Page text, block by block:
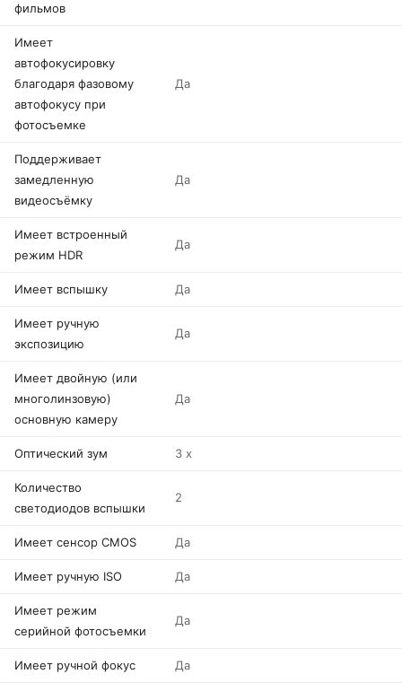
фильмов
Имеет
автофокусировку
благодаря фазовому
автофокусу при
фотосъемке
Да
Поддерживает
замедленную
видеосъёмку
Да
Имеет встроенный
режим HDR
Да
Имеет вспышку Да
Имеет ручную
экспозицию
Да
Имеет двойную (или
многолинзовую)
основную камеру
Да
Оптический зум 3 x
Количество
светодиодов вспышки
2
Имеет сенсор CMOS Да
Имеет ручную ISO Да
Имеет режим
серийной фотосъемки
Да
Имеет ручной фокус Да